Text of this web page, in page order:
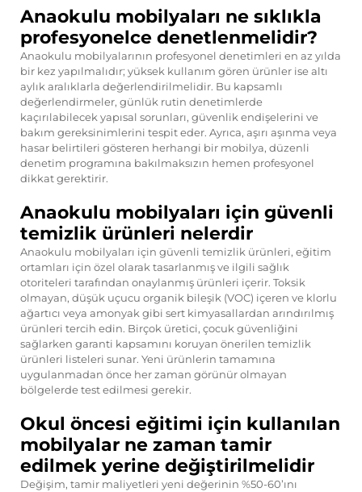
Anaokulu mobilyaları ne sıklıkla
profesyonelce denetlenmelidir?
Anaokulu mobilyalarının profesyonel denetimleri en az yılda
bir kez yapılmalıdır; yüksek kullanım gören ürünler ise altı
aylık aralıklarla değerlendirilmelidir. Bu kapsamlı
değerlendirmeler, günlük rutin denetimlerde
kaçırılabilecek yapısal sorunları, güvenlik endişelerini ve
bakım gereksinimlerini tespit eder. Ayrıca, aşırı aşınma veya
hasar belirtileri gösteren herhangi bir mobilya, düzenli
denetim programına bakılmaksızın hemen profesyonel
dikkat gerektirir.
Anaokulu mobilyaları için güvenli
temizlik ürünleri nelerdir
Anaokulu mobilyaları için güvenli temizlik ürünleri, eğitim
ortamları için özel olarak tasarlanmış ve ilgili sağlık
otoriteleri tarafından onaylanmış ürünleri içerir. Toksik
olmayan, düşük uçucu organik bileşik (VOC) içeren ve klorlu
ağartıcı veya amonyak gibi sert kimyasallardan arındırılmış
ürünleri tercih edin. Birçok üretici, çocuk güvenliğini
sağlarken garanti kapsamını koruyan önerilen temizlik
ürünleri listeleri sunar. Yeni ürünlerin tamamına
uygulanmadan önce her zaman görünür olmayan
bölgelerde test edilmesi gerekir.
Okul öncesi eğitimi için kullanılan
mobilyalar ne zaman tamir
edilmek yerine değiştirilmelidir
Değişim, tamir maliyetleri yeni değerinin %50-60’ını